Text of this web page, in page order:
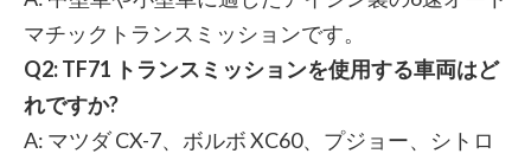
マチックトランスミッションです。
Q2: TF71 トランスミッションを使用する車両はど
れですか?
A: マツダ CX-7、ボルボ XC60、プジョー、シトロ